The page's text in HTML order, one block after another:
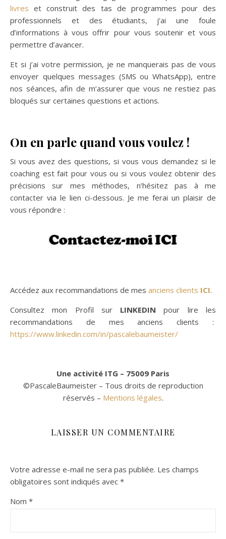
livres et construit des tas de programmes pour des
professionnels et des étudiants, j’ai une foule
d’informations à vous offrir pour vous soutenir et vous
permettre d’avancer.
Et si j’ai votre permission, je ne manquerais pas de vous
envoyer quelques messages (SMS ou WhatsApp), entre
nos séances, afin de m’assurer que vous ne restiez pas
bloqués sur certaines questions et actions.
On en parle quand vous voulez !
Si vous avez des questions, si vous vous demandez si le
coaching est fait pour vous ou si vous voulez obtenir des
précisions sur mes méthodes, n’hésitez pas à me
contacter via le lien ci-dessous. Je me ferai un plaisir de
vous répondre :
Accédez aux recommandations de mes anciens clients ICI.
Consultez mon Profil sur LINKEDIN pour lire les
recommandations de mes anciens clients :
https://www.linkedin.com/in/pascalebaumeister/
Une activité ITG – 75009 Paris
©PascaleBaumeister – Tous droits de reproduction
réservés – Mentions légales.
LAISSER UN COMMENTAIRE
Votre adresse e-mail ne sera pas publiée. Les champs
obligatoires sont indiqués avec *
Nom *